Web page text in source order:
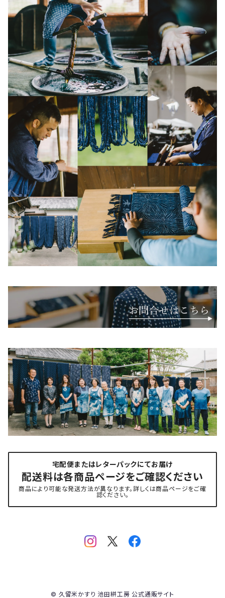
宅配便またはレターパックにてお届け
配送料は各商品ページをご確認ください
商品により可能な発送方法が異なります。詳しくは商品ページをご確
認ください。
© 久留米かすり 池田絣工房 公式通販サイト